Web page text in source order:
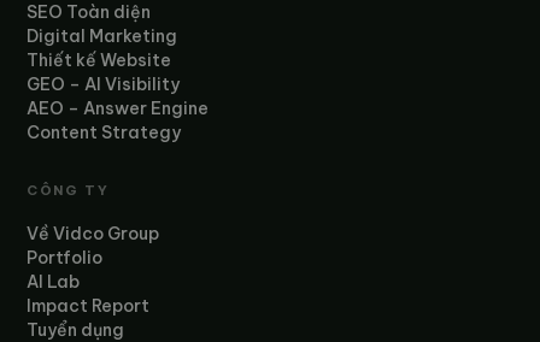
SEO Toàn diện
Digital Marketing
Thiết kế Website
GEO – AI Visibility
AEO – Answer Engine
Content Strategy
CÔNG TY
Về Vidco Group
Portfolio
AI Lab
Impact Report
Tuyển dụng